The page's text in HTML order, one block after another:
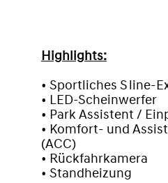
Highlights:
• Sportliches S
• LED‑Scheinwerfer
• Park Assistent /
• Komfort‑ und
(ACC)
• Rückfahrkamera
• Standheizung